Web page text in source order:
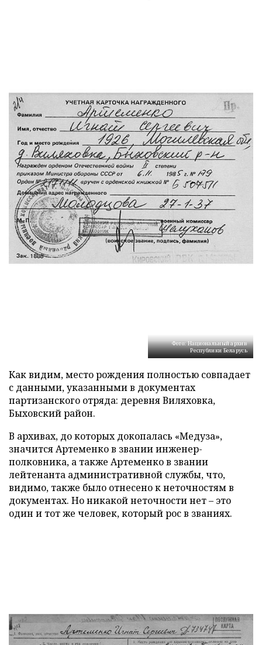
Фото: Национальный архив
Республики Беларусь
Как видим, место рождения полностью совпадает
с данными, указанными в документах
партизанского отряда: деревня Виляховка,
Быховский район.
В архивах, до которых докопалась «Медуза»,
значится Артеменко в звании инженер-
полковника, а также Артеменко в звании
лейтенанта административной службы, что,
видимо, также было отнесено к неточностям в
документах. Но никакой неточности нет – это
один и тот же человек, который рос в званиях.